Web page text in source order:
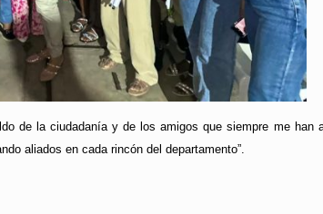
de la ciudadanía y de los amigos que siempre me han
aliados en cada rincón del departamento”.